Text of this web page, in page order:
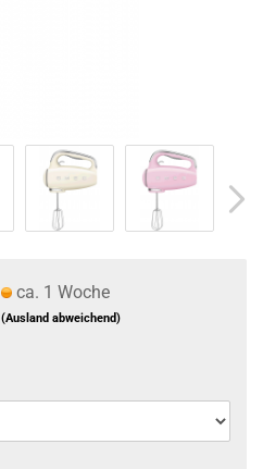
ca. 1 Woche
(Ausland abweichend)